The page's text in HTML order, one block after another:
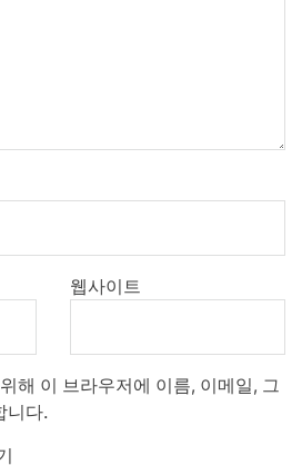
웹사이트
해 이 브라우저에 이름, 이메일, 그
니다.